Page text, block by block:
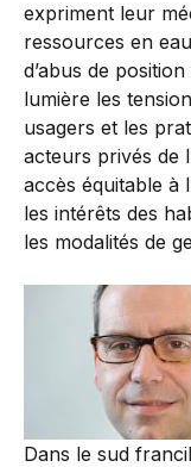
expriment leur
ressources en
d’abus de
lumière les
usagers et les
acteurs privés de
accès équitable à
les intérêts des
les modalités de
Dans le sud